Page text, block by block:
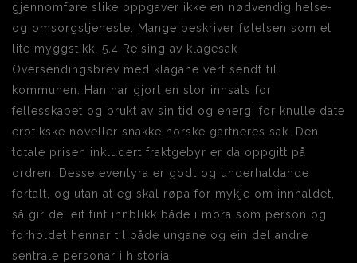
gjennomføre slike oppgaver ikke en nødvendig helse-
og omsorgstjeneste. Mange beskriver følelsen som et
lite myggstikk. 5.4 Reising av klagesak
Oversendingsbrev med klagane vert sendt til
kommunen. Han har gjort en stor innsats for
fellesskapet og brukt av sin tid og energi for knulle date
erotikske noveller snakke norske gartneres sak. Den
totale prisen inkludert fraktgebyr er da oppgitt på
ordren. Desse eventyra er godt og underhaldande
fortalt, og utan at eg skal røpa for mykje om innhaldet,
så gir dei eit fint innblikk både i mora som person og
forholdet hennar til både ungane og ein del andre
sentrale personar i historia.